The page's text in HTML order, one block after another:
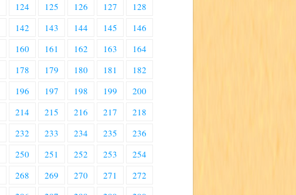
124 125 126 127
128
142 143 144 145
146
160 161 162 163
164
178 179 180 181
182
196 197 198 199
200
214 215 216 217
218
232 233 234 235
236
250 251 252 253
254
268 269 270 271
272